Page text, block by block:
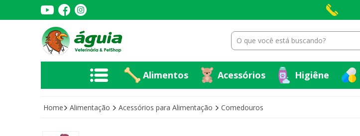
Alimentos Acessórios Higiêne
Higiêne
Home Alimentação Acessórios para Alimentação Comedouros